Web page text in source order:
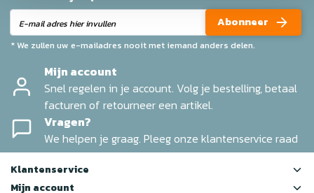
Abonneer
* We zullen uw e-mailadres nooit met iemand anders delen.
Mijn account
Snel regelen in je account. Volg je bestelling, betaal
facturen of retourneer een artikel.
Vragen?
We helpen je graag. Pleeg onze klantenservice raad
Klantenservice
Mijn account